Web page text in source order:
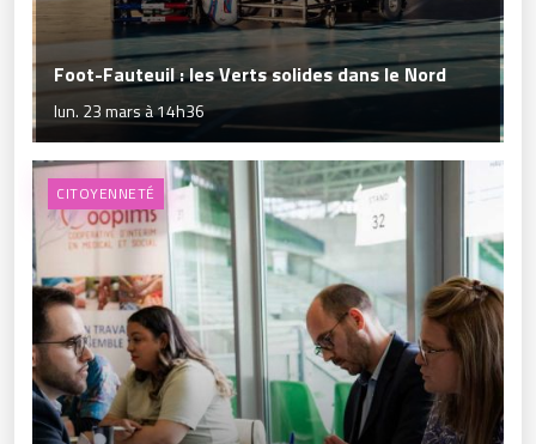
Foot-Fauteuil : les Verts solides dans le Nord
lun. 23 mars à 14h36
CITOYENNETÉ